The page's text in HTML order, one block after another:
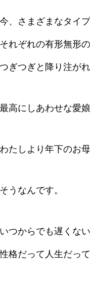
今、さまざまなタイ
それぞれの有形無形
つぎつぎと降り注が
最高にしあわせな愛
わたしより年下のお
そうなんです。
いつからでも遅くない
性格だって人生だっ